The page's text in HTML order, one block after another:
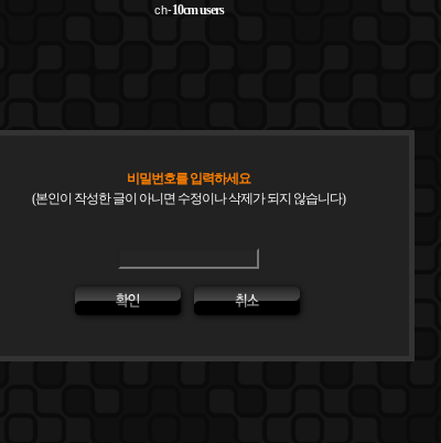
ch-10cmusers
비밀번호를 입력하세요
(본인이 작성한 글이 아니면 수정이나 삭제가 되지 않습니다)